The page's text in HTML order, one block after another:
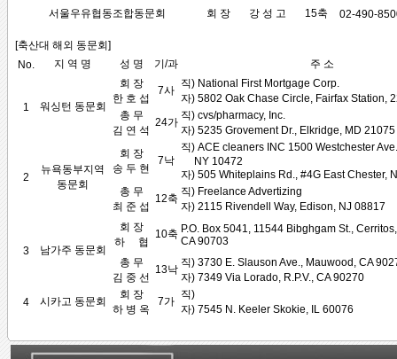
서울우유협동조합동문회
회 장 강 성 고 15축 02-490-
[축산대 해외 동문회]
No.
지 역 명 성 명 기/과 주 소
1 워싱턴 동문회
회 장
한 호 섭
7사
직) National First Mortgage Corp.
자) 5802 Oak Chase Circle, Fairfax Station,
총 무
김 연 석
24가
직) cvs/pharmacy, Inc.
자) 5235 Grovement Dr., Elkridge, MD 21075
2
뉴욕동부지역
동문회
회 장
송 두 현
7낙
직) ACE cleaners INC 1500 Westchester
NY 10472
자) 505 Whiteplains Rd., #4G East Chester,
총 무
최 준 섭
12축
직) Freelance Advertizing
자) 2115 Rivendell Way, Edison, NJ 08817
3 남가주 동문회
회 장
하 협
10축 P.O. Box 5041, 11544 Bibghgam St., Cerritos,
CA 90703
총 무
김 중 선
13낙
직) 3730 E. Slauson Ave., Mauwood, CA
자) 7349 Via Lorado, R.P.V., CA 90270
4
시카고 동문회
회 장
하 병 옥
7가
직)
자) 7545 N. Keeler Skokie, IL 60076